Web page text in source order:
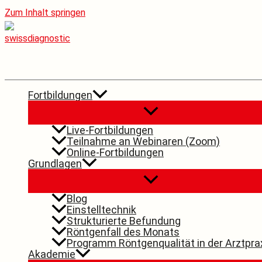
Zum Inhalt springen
Fortbildungen
Live-Fortbildungen
Teilnahme an Webinaren (Zoom)
Online-Fortbildungen
Grundlagen
Blog
Einstelltechnik
Strukturierte Befundung
Röntgenfall des Monats
Programm Röntgenqualität in der
Akademie